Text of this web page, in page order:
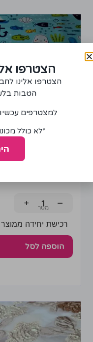
−
+
רכישת יחידה ממוצר זה
הוספה לסל
הצטרפו
הצטרפו אלינו
הטבות
למצטרפים עכשיו
*לא כולל